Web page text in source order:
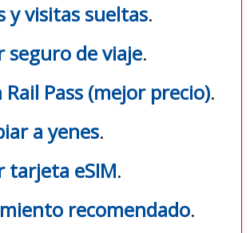
y visitas sueltas.
seguro de viaje.
Rail Pass (mejor precio).
a yenes.
tarjeta eSIM.
recomendado.